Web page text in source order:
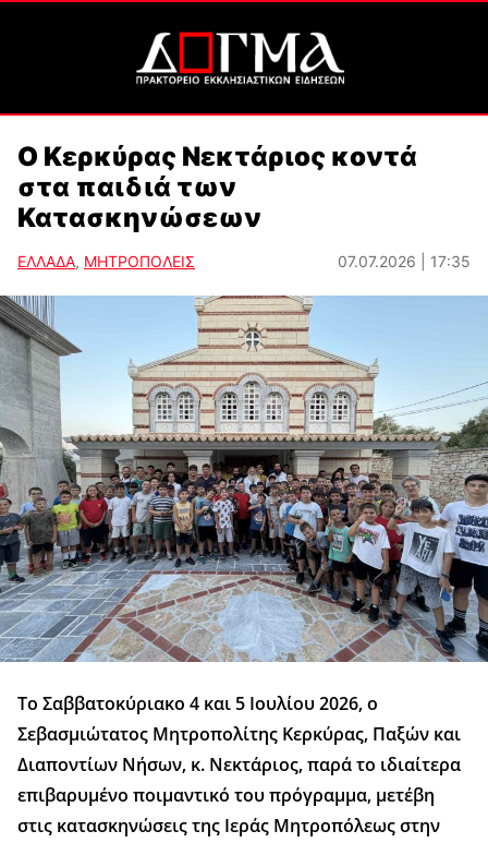
Ο Κερκύρας Νεκτάριος κοντά
στα παιδιά των
Κατασκηνώσεων
ΕΛΛΑΔΑ, ΜΗΤΡΟΠΟΛΕΙΣ 07.07.2026 | 17:35
Το Σαββατοκύριακο 4 και 5 Ιουλίου 2026, ο
Σεβασμιώτατος Μητροπολίτης Κερκύρας, Παξών και
Διαποντίων Νήσων, κ. Νεκτάριος, παρά το ιδιαίτερα
επιβαρυμένο ποιμαντικό του πρόγραμμα, μετέβη
στις κατασκηνώσεις της Ιεράς Μητροπόλεως στην